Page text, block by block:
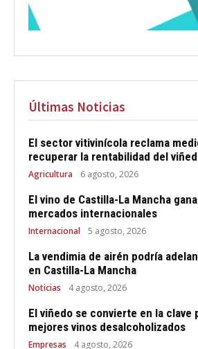
Últimas Noticias
El sector vitivinícola reclama
recuperar la rentabilidad del
Agricultura 6 agosto, 2026
El vino de Castilla-La Mancha
mercados internacionales
Internacional 5 agosto, 2026
La vendimia de airén podría
en Castilla-La Mancha
Noticias 4 agosto, 2026
El viñedo se convierte en la clave
mejores vinos desalcoholizados
Empresas 4 agosto, 2026